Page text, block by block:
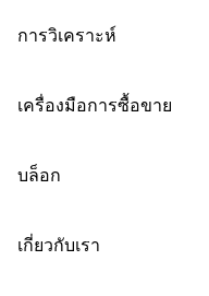
การวิเคราะห์
เครื่องมือการซื้อขาย
บล็อก
เกี่ยวกับเรา